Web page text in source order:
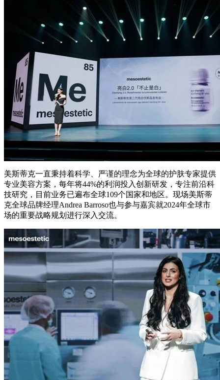
美斯蒂克一直秉持着科学、严谨的理念为全球的护肤专家提供
专业美容方案，每年将44%的利润投入创新研发，专注前沿科
技研究，目前业务已遍布全球109个国家和地区。现场美斯蒂
克全球品牌经理Andrea Barroso也与参与嘉宾就2024年全球市
场的重要战略规划进行深入交流。